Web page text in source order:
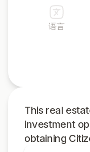
语言
This real
investment
obtaining